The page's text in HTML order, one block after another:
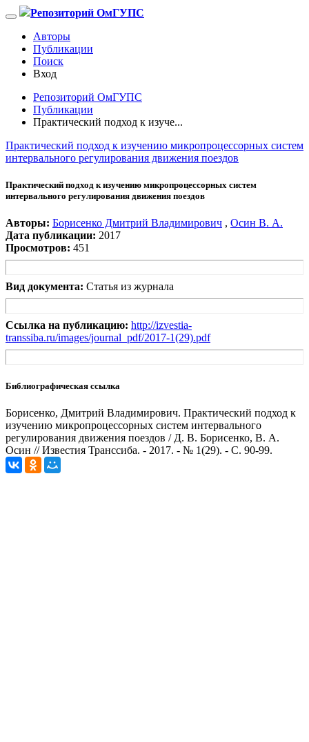
Репозиторий ОмГУПС
Авторы
Публикации
Поиск
Вход
Репозиторий ОмГУПС
Публикации
Практический подход к изуче...
Практический подход к изучению микропроцессорных систем
интервального регулирования движения поездов
Практический подход к изучению микропроцессорных систем
интервального регулирования движения поездов
Авторы: Борисенко Дмитрий Владимирович , Осин В. А.
Дата публикации: 2017
Просмотров: 451
Вид документа: Статья из журнала
Ссылка на публикацию: http://izvestia-
transsiba.ru/images/journal_pdf/2017-1(29).pdf
Библиографическая ссылка
Борисенко, Дмитрий Владимирович. Практический подход к
изучению микропроцессорных систем интервального
регулирования движения поездов / Д. В. Борисенко, В. А.
Осин // Известия Транссиба. - 2017. - № 1(29). - С. 90-99.